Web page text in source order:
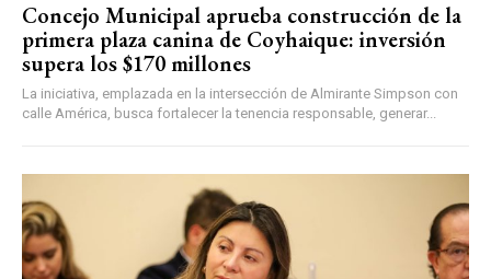
Concejo Municipal aprueba construcción de la
primera plaza canina de Coyhaique: inversión
supera los $170 millones
La iniciativa, emplazada en la intersección de Almirante Simpson con
calle América, busca fortalecer la tenencia responsable, generar...